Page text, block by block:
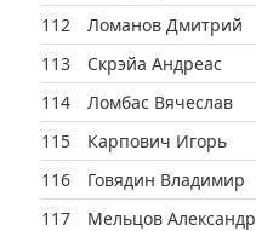
112 Ломанов Дмитрий
113
Скрэйа Андреас
114
Ломбас Вячеслав
115
Карпович Игорь
116
Говядин Владимир
117
Мельцов Александр